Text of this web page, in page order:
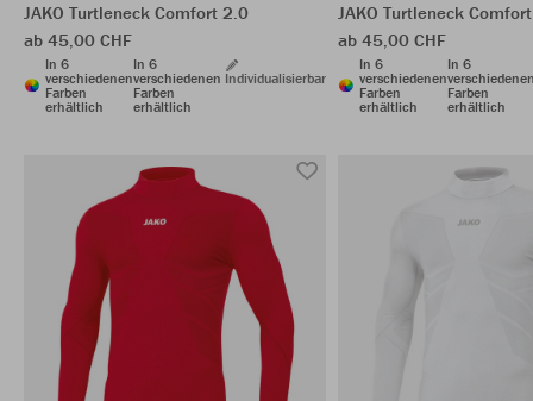
JAKO Turtleneck Comfort 2.0
ab 45,00 CHF
In 6
verschiedenen
Farben
erhältlich
In 6
verschiedenen
Farben
erhältlich
Individualisierbar
JAKO Turtleneck
ab 45,00 CHF
In 6
verschiedenen
Farben
erhältlich
In 6
Farben
erhältlich